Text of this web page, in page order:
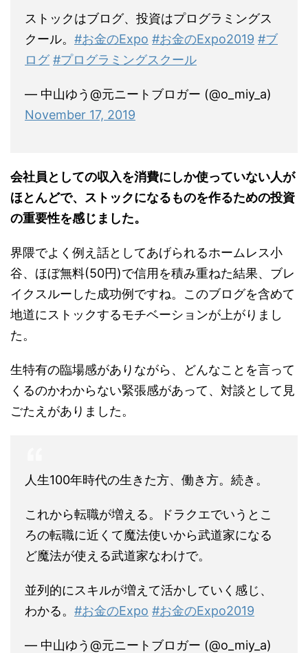
ストックはブログ、投資はプログラミングス
クール。 #お金のExpo #お金のExpo2019 #ブ
ログ #プログラミングスクール
— 中山ゆう@元ニートブロガー (@o_miy_a)
November 17, 2019
会社員としての収入を消費にしか使っていない人が
ほとんどで、ストックになるものを作るための投資
の重要性を感じました。
界隈でよく例え話としてあげられるホームレス小
谷、ほぼ無料(50円)で信用を積み重ねた結果、ブレ
イクスルーした成功例ですね。このブログを含めて
地道にストックするモチベーションが上がりまし
た。
生特有の臨場感がありながら、どんなことを言って
くるのかわからない緊張感があって、対談として見
ごたえがありました。
人生100年時代の生きた方、働き方。続き。
これから転職が増える。ドラクエでいうとこ
ろの転職に近くて魔法使いから武道家になる
ど魔法が使える武道家なわけで。
並列的にスキルが増えて活かしていく感じ、
わかる。 #お金のExpo #お金のExpo2019
— 中山ゆう@元ニートブロガー (@o_miy_a)